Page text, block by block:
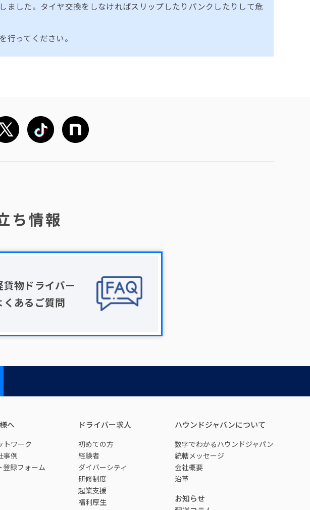
した。タイヤ交換をしなければスリップしたりパンクしたりして危
ってください。
ち情報
貨物ドライバー
くあるご質問
へ
トワーク
事例
登録フォーム
ドライバー求人
初めての方
経験者
ダイバーシティ
研修制度
起業支援
福利厚生
ハウンドジャパンについて
数字でわかるハウンドジャパン
統轄メッセージ
会社概要
沿革
お知らせ